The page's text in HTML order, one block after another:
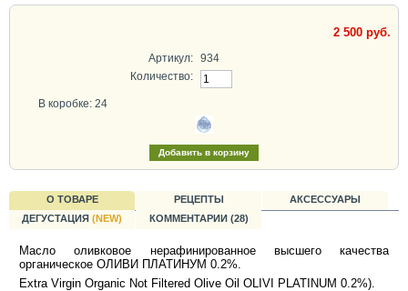
2 500 руб.
Артикул: 934
Количество:
В коробке: 24
О ТОВАРЕ РЕЦЕПТЫ
АКСЕССУАРЫ
ДЕГУСТАЦИЯ (NEW) КОММЕНТАРИИ (28)
Масло оливковое нерафинированное высшего качества
органическое ОЛИВИ ПЛАТИНУМ 0.2%.
Extra Virgin Organic Not Filtered Olive Oil OLIVI PLATINUM 0.2%).